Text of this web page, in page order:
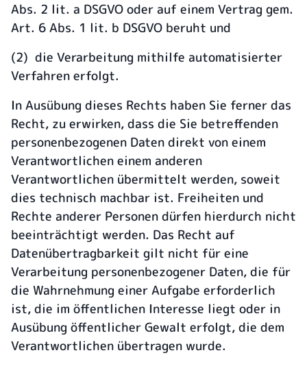
Abs. 2 lit. a DSGVO oder auf einem Vertrag gem.
Art. 6 Abs. 1 lit. b DSGVO beruht und
(2) die Verarbeitung mithilfe automatisierter
Verfahren erfolgt.
In Ausübung dieses Rechts haben Sie ferner das
Recht, zu erwirken, dass die Sie betreffenden
personenbezogenen Daten direkt von einem
Verantwortlichen einem anderen
Verantwortlichen übermittelt werden, soweit
dies technisch machbar ist. Freiheiten und
Rechte anderer Personen dürfen hierdurch nicht
beeinträchtigt werden. Das Recht auf
Datenübertragbarkeit gilt nicht für eine
Verarbeitung personenbezogener Daten, die für
die Wahrnehmung einer Aufgabe erforderlich
ist, die im öffentlichen Interesse liegt oder in
Ausübung öffentlicher Gewalt erfolgt, die dem
Verantwortlichen übertragen wurde.